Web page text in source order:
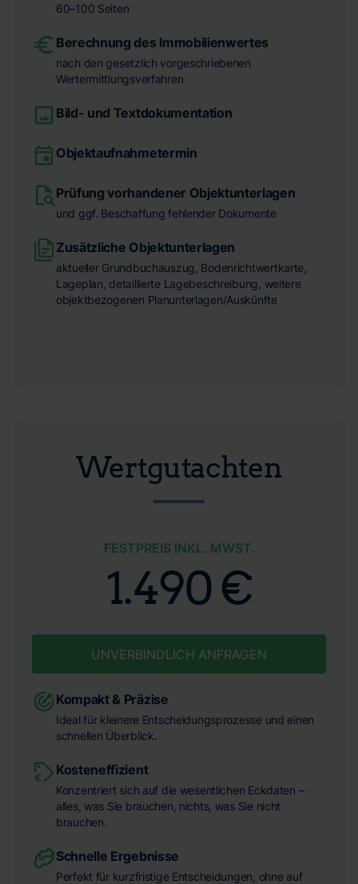
Wertgutachten
FESTPREIS INKL. MWST.
1.490 €
UNVERBINDLICH ANFRAGEN
Kompakt & Präzise
Ideal für kleinere Entscheidungsprozesse und einen
schnellen Überblick.
Kosteneffizient
Konzentriert sich auf die wesentlichen Eckdaten –
alles, was Sie brauchen, nichts, was Sie nicht
brauchen.
Schnelle Ergebnisse
Perfekt für kurzfristige Entscheidungen, ohne auf
60–100 Seiten
Berechnung des Immobilienwertes
nach den gesetzlich vorgeschriebenen
Wertermittlungsverfahren
Bild- und Textdokumentation
Objektaufnahmetermin
Prüfung vorhandener Objektunterlagen
und ggf. Beschaffung fehlender Dokumente
Zusätzliche Objektunterlagen
aktueller Grundbuchauszug, Bodenrichtwertkarte,
Lageplan, detaillierte Lagebeschreibung, weitere
objektbezogenen Planunterlagen/Auskünfte